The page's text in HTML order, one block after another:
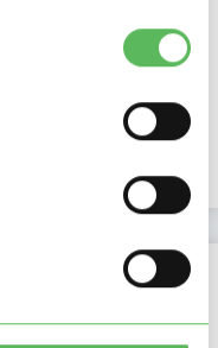
30-07-2026
14-04-2018